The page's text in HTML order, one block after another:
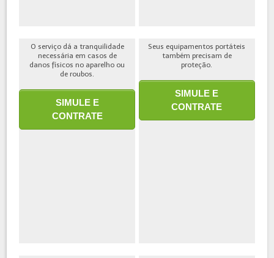
O serviço dá a tranquilidade
necessária em casos de
danos físicos no aparelho ou
de roubos.
SIMULE E
CONTRATE
Seus equipamentos portáteis
também precisam de
proteção.
SIMULE E
CONTRATE